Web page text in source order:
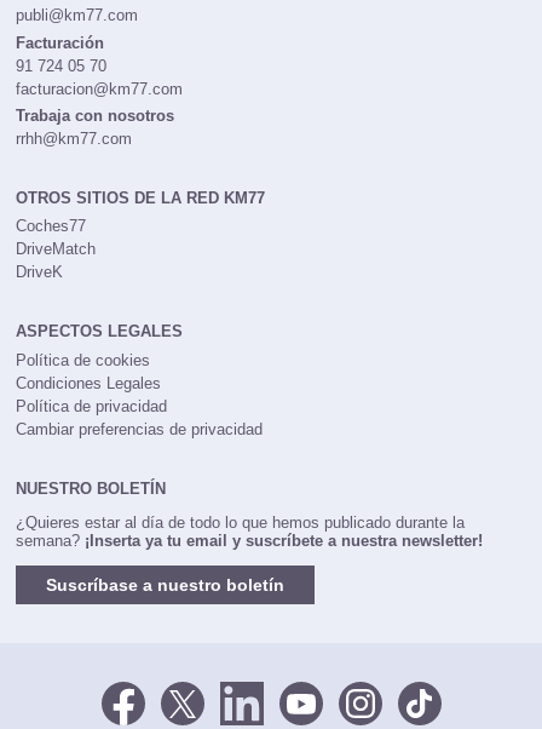
publi@km77.com
Facturación
91 724 05 70
facturacion@km77.com
Trabaja con nosotros
rrhh@km77.com
OTROS SITIOS DE LA RED KM77
Coches77
DriveMatch
DriveK
ASPECTOS LEGALES
Política de cookies
Condiciones Legales
Política de privacidad
Cambiar preferencias de privacidad
NUESTRO BOLETÍN
¿Quieres estar al día de todo lo que hemos publicado durante la
semana? ¡Inserta ya tu email y suscríbete a nuestra newsletter!
Suscríbase a nuestro boletín